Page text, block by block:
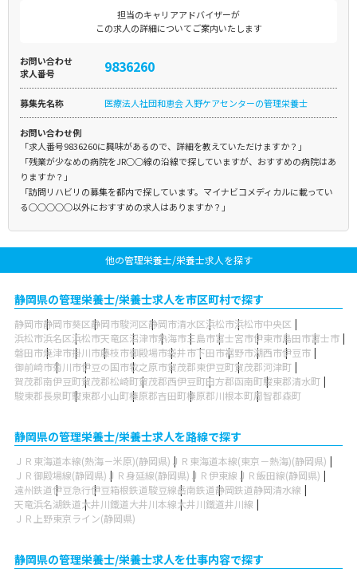
担当のキャリアアドバイザーが
この求人の詳細についてご案内いたします
お問い合わせ
求人番号
9836260
募集先名称 医療法人社団和恵会 入野ケアセンターの管理栄養士
お問い合わせ例
「求人番号9836260に興味があるので、詳細を教えていただけますか？」
「残業が少なめの病院をJR○○線の沿線で探していますが、おすすめの病院はあ
りますか？」
「訪問リハビリの募集を都内で探しています。マイナビコメディカルに載ってい
る○○○○○以外におすすめの求人はありますか？」
他の管理栄養士/栄養士求人を探す
静岡県の管理栄養士/栄養士求人を市区町村で探す
静岡市静岡市葵区静岡市駿河区静岡市清水区浜松市浜松市中央区
浜松市浜名区浜松市天竜区沼津市熱海市三島市富士宮市伊東市島田市富士市
磐田市焼津市掛川市藤枝市御殿場市袋井市下田市裾野市湖西市伊豆市
御前崎市菊川市伊豆の国市牧之原市賀茂郡東伊豆町賀茂郡河津町
賀茂郡南伊豆町賀茂郡松崎町賀茂郡西伊豆町田方郡函南町駿東郡清水町
駿東郡長泉町駿東郡小山町榛原郡吉田町榛原郡川根本町周智郡森町
静岡県の管理栄養士/栄養士求人を路線で探す
ＪＲ東海道本線(熱海－米原)(静岡県) ＪＲ東海道本線(東京－熱海)(静岡県)
ＪＲ御殿場線(静岡県) ＪＲ身延線(静岡県) ＪＲ伊東線 ＪＲ飯田線(静岡県)
遠州鉄道伊豆急行伊豆箱根鉄道駿豆線岳南鉄道静岡鉄道静岡清水線
天竜浜名湖鉄道大井川鐵道大井川本線大井川鐵道井川線
ＪＲ上野東京ライン(静岡県)
静岡県の管理栄養士/栄養士求人を仕事内容で探す